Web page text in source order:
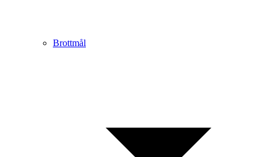
Brottmål